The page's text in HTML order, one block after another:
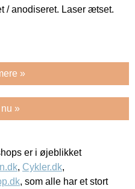
/ anodiseret. Laser ætset.
»
»
er i øjeblikket
, Cykler.dk,
, som alle har et stort